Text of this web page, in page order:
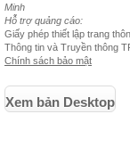
Minh
Hỗ trợ quảng cáo:
Giấy phép thiết lập trang
Thông tin và Truyền thông
Chính sách bảo mật
Xem bản Desktop